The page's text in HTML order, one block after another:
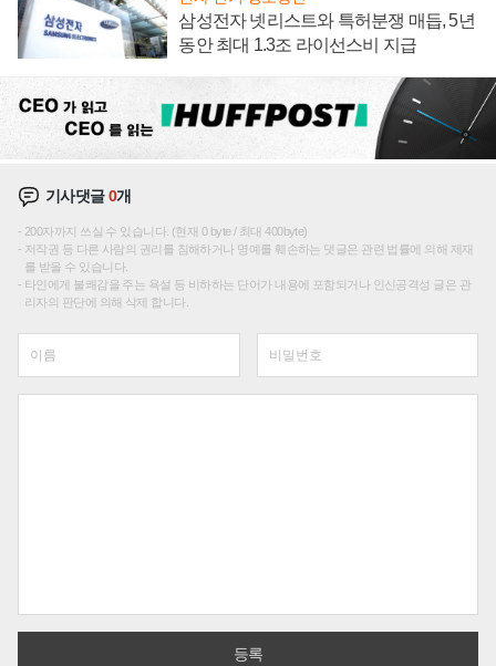
삼성전자 넷리스트와 특허분쟁 매듭, 5년
동안 최대 1.3조 라이선스비 지급
기사댓글0개
200자까지 쓰실 수 있습니다. (현재 0 byte / 최대 400byte)
저작권 등 다른 사람의 권리를 침해하거나 명예를 훼손하는 댓글은 관련 법률에 의해 제재
를 받을 수 있습니다.
타인에게 불쾌감을 주는 욕설 등 비하하는 단어가 내용에 포함되거나 인신공격성 글은 관
리자의 판단에 의해 삭제 합니다.